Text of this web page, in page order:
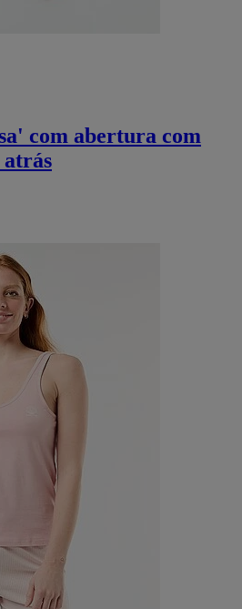
com abertura com
atrás